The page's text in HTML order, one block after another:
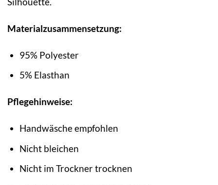
Materialzusammensetzung:
95% Polyester
5% Elasthan
Pflegehinweise:
Handwäsche empfohlen
Nicht bleichen
Nicht im Trockner trocknen